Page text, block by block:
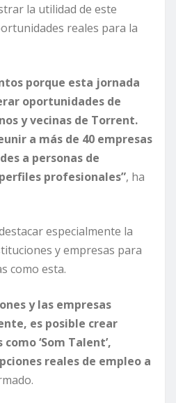
la utilidad de este
reales para la
porque esta jornada
oportunidades de
y vecinas de Torrent.
a más de 40 empresas
a personas de
profesionales”, ha
especialmente la
y empresas para
como esta.
y las empresas
es posible crear
‘Som Talent’,
reales de empleo a